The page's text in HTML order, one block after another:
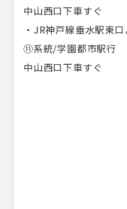
中山西口下車すぐ
・JR神戸線垂水駅東
⑪系統/学園都市駅行
中山西口下車すぐ